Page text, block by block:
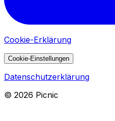
Cookie-Erklärung
Cookie-Einstellungen
Datenschutzerklärung
© 2026 Picnic